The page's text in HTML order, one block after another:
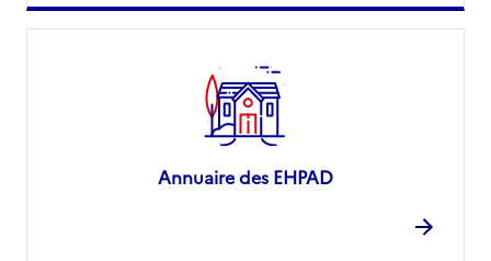
Annuaire des EHPAD